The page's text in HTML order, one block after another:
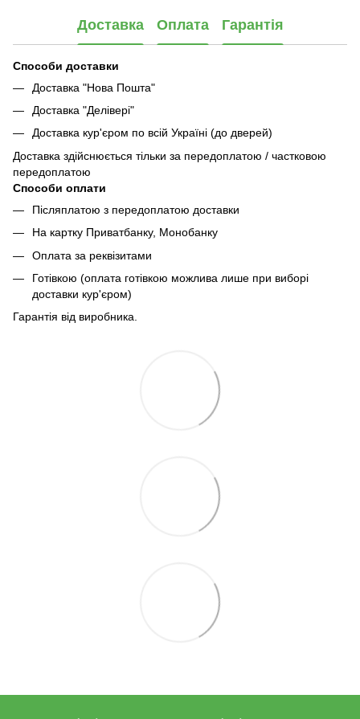
Доставка Оплата Гарантія
Способи доставки
Доставка "Нова Пошта"
Доставка "Делівері"
Доставка кур'єром по всій Україні (до дверей)
Доставка здійснюється тільки за передоплатою / частковою
передоплатою
Способи оплати
Післяплатою з передоплатою доставки
На картку Приватбанку, Монобанку
Оплата за реквізитами
Готівкою (оплата готівкою можлива лише при виборі
доставки кур'єром)
Гарантія від виробника.